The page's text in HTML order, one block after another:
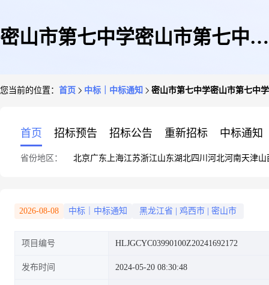
密山市第七中学密山市第七中学
您当前的位置： 首页 中标｜中标通知 密山市第七中学密山市第七中
首页 招标预告 招标公告 重新招标 中标通知
省份地区： 北京广东 上海江苏浙江山东湖北四川 河北河南天津山
2026-08-08 中标｜中标通知 黑龙江省 鸡西市 密山市
项目编号 HLJGCYC03990100Z20241692172
发布时间 2024-05-20 08:30:48